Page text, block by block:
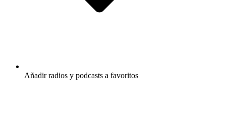
Añadir radios y podcasts a favoritos